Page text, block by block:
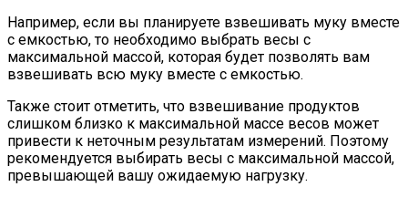
Например, если вы планируете взвешивать муку вместе
с емкостью, то необходимо выбрать весы с
максимальной массой, которая будет позволять вам
взвешивать всю муку вместе с емкостью.
Также стоит отметить, что взвешивание продуктов
слишком близко к максимальной массе весов может
привести к неточным результатам измерений. Поэтому
рекомендуется выбирать весы с максимальной массой,
превышающей вашу ожидаемую нагрузку.